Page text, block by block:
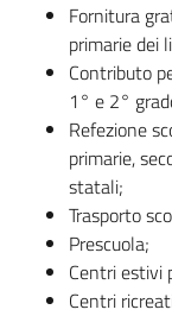
Fornitura
primarie dei
Contributo
1° e 2°
Refezione
primarie,
statali;
Trasporto
Prescuola;
Centri estivi
Centri